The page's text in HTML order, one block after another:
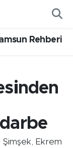
Rehberi
Şimşek, Ekrem